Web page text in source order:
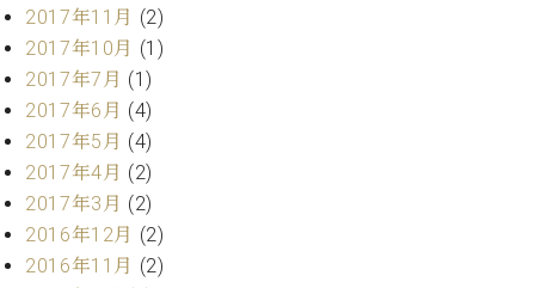
ン
ヴ
ィ
ジ
ョ
ン
C.BECHSTEIN
Digital(ベ
ヒ
者
紹
展示
情報
【ユ
ーロ
ピア
ノ特
選中
古】
2017年11月 (2)
2017年10月 (1)
2017年7月 (1)
2017年6月 (4)
2017年5月 (4)
2017年4月 (2)
2017年3月 (2)
2016年12月 (2)
2016年11月 (2)